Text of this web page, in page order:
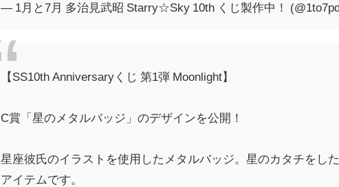
— 1月と7月 多治見武昭 Starry☆Sky 10th くじ製作中！
【SS10th Anniversaryくじ 第1弾 Moonlight】
C賞「星のメタルバッジ」のデザインを公開！
星座彼氏のイラストを使用したメタルバッジ。星のカタチをし
アイテムです。